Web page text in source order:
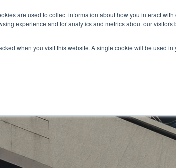
are used to collect information about how you interact
experience and for analytics and metrics about our
when you visit this website. A single cookie will be used